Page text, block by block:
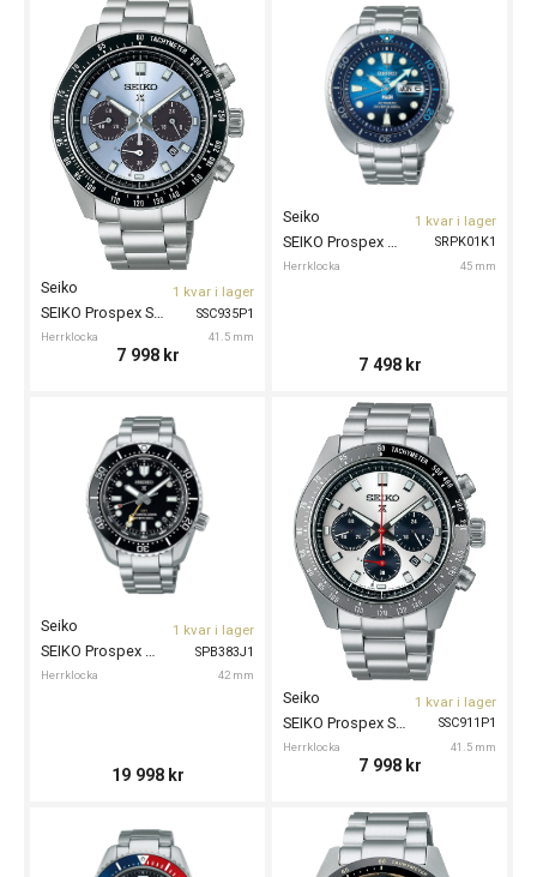
SSC935P1
Seiko
Herrklocka 41.5 mm
SEIKO Prospex Speedtimer Solar 41.5mm
1 kvar i lager
7 998 kr
SRPK01K1
Seiko
Herrklocka 45 mm
1 kvar i lager
7 498 kr
SPB383J1
Seiko
Herrklocka 42 mm
SEIKO Prospex Automatic Divers GMT 42mm
1 kvar i lager
19 998 kr
SSC911P1
Seiko
Herrklocka 41.5 mm
SEIKO Prospex Speedtimer Solar 41.5mm
1 kvar i lager
7 998 kr